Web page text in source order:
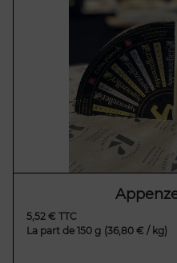
5,52 € TTC
La part de 150 g (36,80 € / kg)